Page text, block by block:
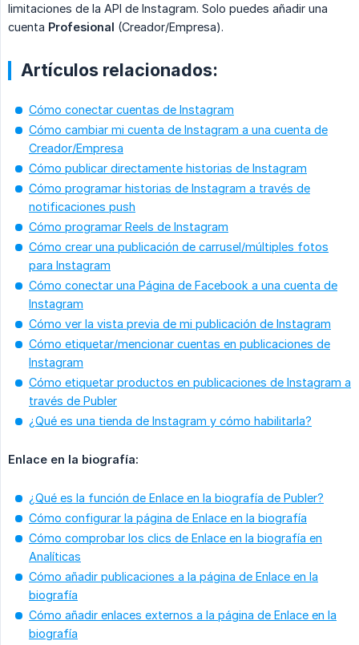
limitaciones de la API de Instagram. Solo puedes añadir una
cuenta Profesional (Creador/Empresa).
Artículos relacionados:
Cómo conectar cuentas de Instagram
Cómo cambiar mi cuenta de Instagram a una cuenta de
Creador/Empresa
Cómo publicar directamente historias de Instagram
Cómo programar historias de Instagram a través de
notificaciones push
Cómo programar Reels de Instagram
Cómo crear una publicación de carrusel/múltiples fotos
para Instagram
Cómo conectar una Página de Facebook a una cuenta de
Instagram
Cómo ver la vista previa de mi publicación de Instagram
Cómo etiquetar/mencionar cuentas en publicaciones de
Instagram
Cómo etiquetar productos en publicaciones de Instagram a
través de Publer
¿Qué es una tienda de Instagram y cómo habilitarla?
Enlace en la biografía:
¿Qué es la función de Enlace en la biografía de Publer?
Cómo configurar la página de Enlace en la biografía
Cómo comprobar los clics de Enlace en la biografía en
Analíticas
Cómo añadir publicaciones a la página de Enlace en la
biografía
Cómo añadir enlaces externos a la página de Enlace en la
biografía